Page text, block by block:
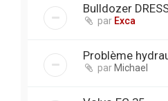
Bulldozer
par Exca
Problème
par Michael